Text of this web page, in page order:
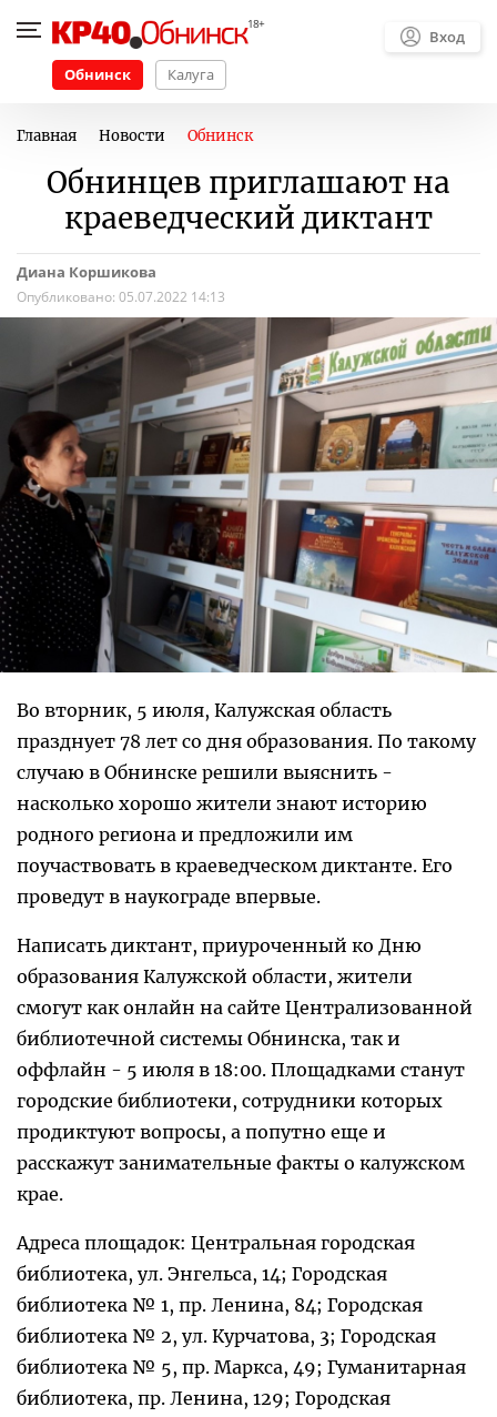
Обнинск Калуга
Вход
Главная Новости Обнинск
Обнинцев приглашают на
краеведческий диктант
Диана Коршикова
Опубликовано: 05.07.2022 14:13
Во вторник, 5 июля, Калужская область
празднует 78 лет со дня образования. По такому
случаю в Обнинске решили выяснить -
насколько хорошо жители знают историю
родного региона и предложили им
поучаствовать в краеведческом диктанте. Его
проведут в наукограде впервые.
Написать диктант, приуроченный ко Дню
образования Калужской области, жители
смогут как онлайн на сайте Централизованной
библиотечной системы Обнинска, так и
оффлайн - 5 июля в 18:00. Площадками станут
городские библиотеки, сотрудники которых
продиктуют вопросы, а попутно еще и
расскажут занимательные факты о калужском
крае.
Адреса площадок: Центральная городская
библиотека, ул. Энгельса, 14; Городская
библиотека № 1, пр. Ленина, 84; Городская
библиотека № 2, ул. Курчатова, 3; Городская
библиотека № 5, пр. Маркса, 49; Гуманитарная
библиотека, пр. Ленина, 129; Городская